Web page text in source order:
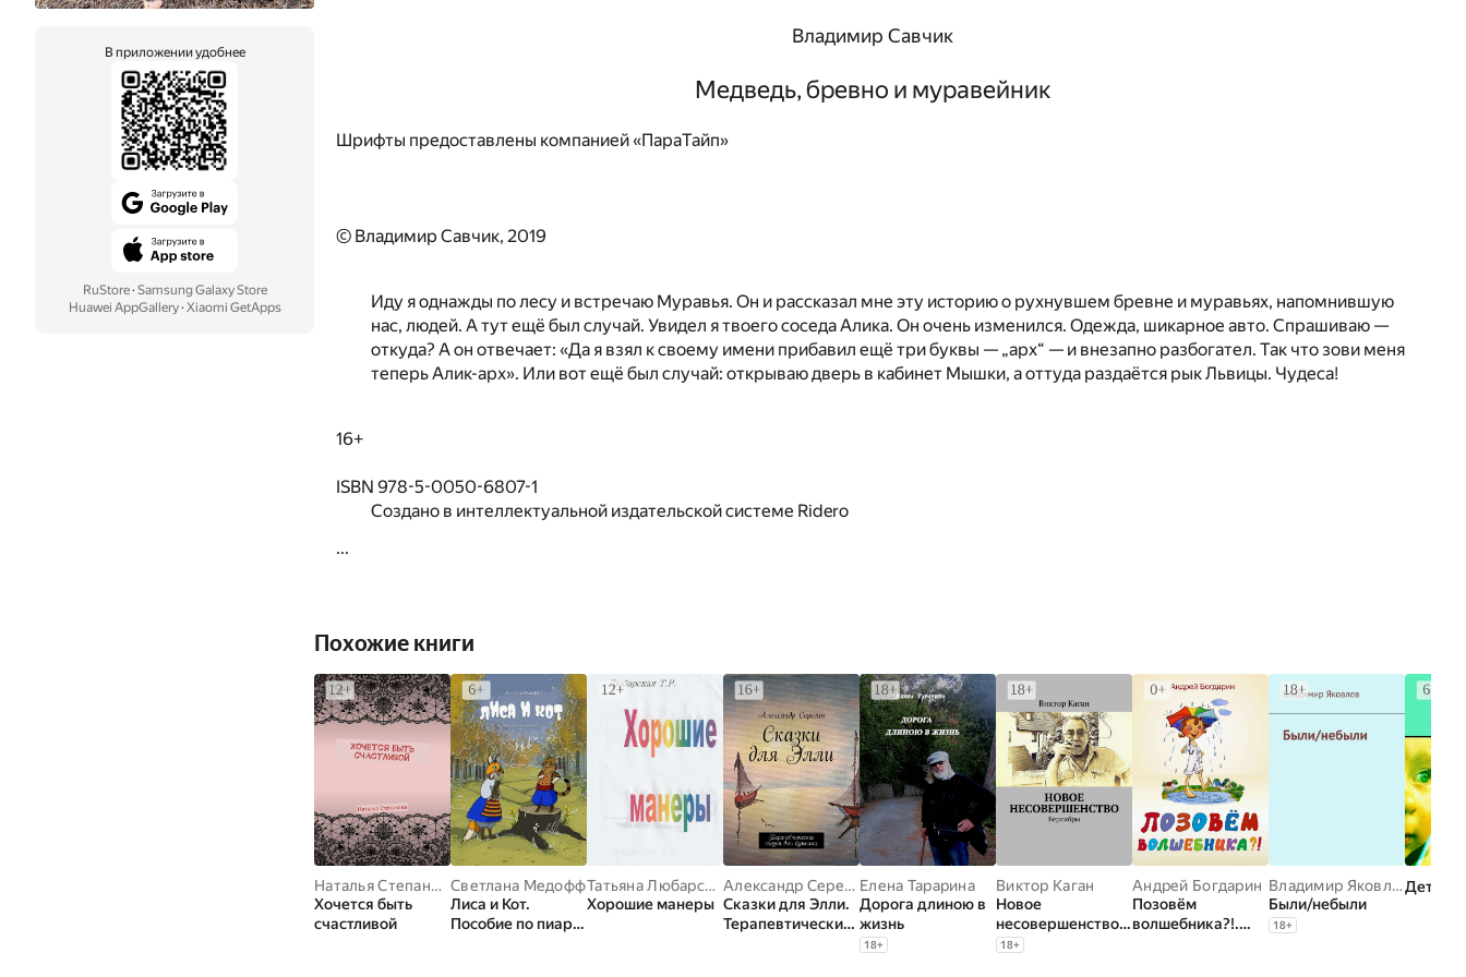
В приложении удобнее
RuStore· Samsung Galaxy Store
Huawei AppGallery· Xiaomi GetApps
Владимир Савчик
Медведь, бревно и муравейник
Шрифты предоставлены компанией «ПараТайп»
© Владимир Савчик, 2019
Иду я однажды по лесу и встречаю Муравья. Он и рассказал мне эту историю о рухнувшем бревне и муравьях, напомнившую
нас, людей. А тут ещё был случай. Увидел я твоего соседа Алика. Он очень изменился. Одежда, шикарное авто. Спрашиваю —
откуда? А он отвечает: «Да я взял к своему имени прибавил ещё три буквы — „арх“ — и внезапно разбогател. Так что зови меня
теперь Алик-арх». Или вот ещё был случай: открываю дверь в кабинет Мышки, а оттуда раздаётся рык Львицы. Чудеса!
16+
ISBN 978-5-0050-6807-1
Создано в интеллектуальной издательской системе Ridero
...
Похожие книги
Наталья Степанова
Хочется быть
счастливой
Светлана Медофф
Лиса и Кот.
Пособие по пиару
Татьяна Любарская
Хорошие манеры
Александр Серегин
Сказки для Элли.
Терапевтические
Елена Тарарина
Дорога длиною в
жизнь
18+
Виктор Каган
Новое
несовершенство.
Верлибры
18+
Андрей Богдарин
Позовём
волшебника?!.
Владимир Яковлев
Были/небыли
18+
Детям о